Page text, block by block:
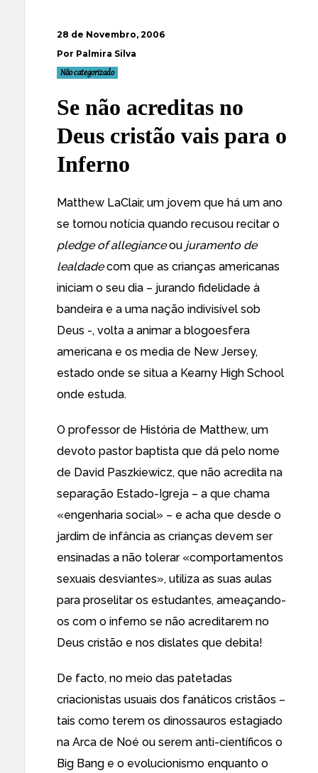
28 de Novembro, 2006
Por Palmira Silva
Não categorizado
Se não acreditas no
Deus cristão vais para o
Inferno
Matthew LaClair, um jovem que há um ano
se tornou notícia quando recusou recitar o
pledge of allegianceou juramento de
lealdadecom que as crianças americanas
iniciam o seu dia – jurando fidelidade à
bandeira e a uma nação indivisível sob
Deus -, volta a animar a blogoesfera
americana e os media de New Jersey,
estado onde se situa a Kearny High School
onde estuda.
O professor de História de Matthew, um
devoto pastor baptista que dá pelo nome
de David Paszkiewicz, que não acredita na
separação Estado-Igreja – a que chama
«engenharia social» – e acha que desde o
jardim de infância as crianças devem ser
ensinadas a não tolerar «comportamentos
sexuais desviantes», utiliza as suas aulas
para proselitar os estudantes, ameaçando-
os com o inferno se não acreditarem no
Deus cristão e nos dislates que debita!
De facto, no meio das patetadas
criacionistas usuais dos fanáticos cristãos –
tais como terem os dinossauros estagiado
na Arca de Noé ou serem anti-científicos o
Big Bang e o evolucionismo enquanto o